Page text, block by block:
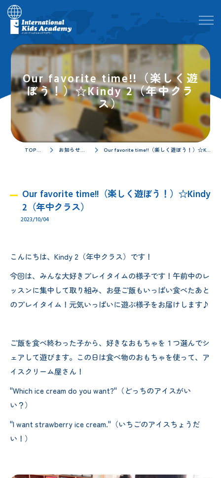
Our favorite time!!（楽しく遊
ぼう！）☆Kindy 2（年中クラ
ス）
TOPページ お知らせ／ブログ Our favorite time!!（楽しく遊ぼう！）☆Kindy 2（年中クラス）
Our favorite time!!（楽しく遊ぼう！）☆Kindy
2（年中クラス）
2023/10/04
こんにちは、Kindy 2（年中クラス）です！
今回は、みんな大好きプレイタイムの様子です！午前中のレ
ッスンに集中して取り組み、お昼ご飯もいっぱい食べたあと
のプレイタイム！元気いっぱいに遊ぶ様子をお届けします♪
ご飯を食べ終わった子から、好きなおもちゃを１つ選んでシ
ェアして遊びます。この日は食べ物のおもちゃを使って、ア
イスクリーム屋さん！
"Which ice cream do you want?"（どっちのアイスがい
い？）
"I want strawberry ice cream."（いちごのアイスちょうだ
い！）